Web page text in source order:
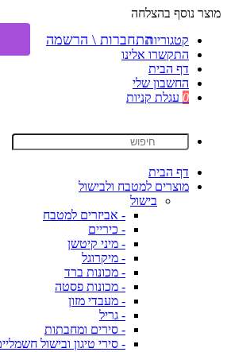
מוצר נוסף בהצלחה
קטגוריות
התקשרו אלינו
דף הבית
החשבון שלי
0 עגלת קניות
דף הבית
מוצרים למטבח ולבישול
בישול
- אביזרים למטבח
- כיריים
- מיני קיטשן
- מיקרוגל
- מכונות ברד
- מכונות פסטה
- מעבדי מזון
- גריל
- סירים ומחבתות
- סירי טיגון ובישול
התחברות \ הרשמה